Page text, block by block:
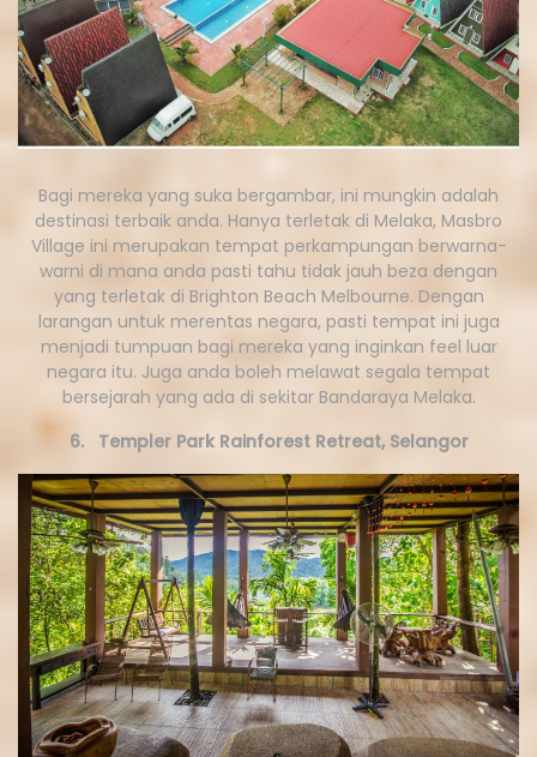
Bagi mereka yang suka bergambar, ini mungkin adalah
destinasi terbaik anda. Hanya terletak di Melaka, Masbro
Village ini merupakan tempat perkampungan berwarna-
warni di mana anda pasti tahu tidak jauh beza dengan
yang terletak di Brighton Beach Melbourne. Dengan
larangan untuk merentas negara, pasti tempat ini juga
menjadi tumpuan bagi mereka yang inginkan feel luar
negara itu. Juga anda boleh melawat segala tempat
bersejarah yang ada di sekitar Bandaraya Melaka.
6. Templer Park Rainforest Retreat, Selangor